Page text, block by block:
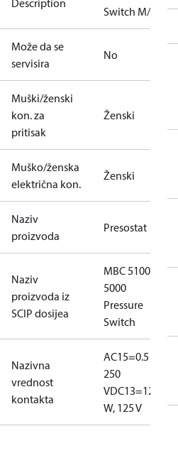
Description
Switch M/32
Može da se
servisira
No
Muški/ženski
kon. za
pritisak
Ženski
Muško/ženska
električna kon.
Ženski
Naziv
proizvoda
Presostat
Naziv
proizvoda iz
SCIP dosijea
MBC 5100
5000
Pressure
Switch
Nazivna
vrednost
kontakta
AC15=0.5 A,
250
VDC13=12
W, 125 V